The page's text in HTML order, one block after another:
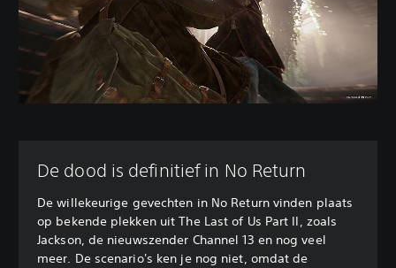
De dood is definitief in No Return
De willekeurige gevechten in No Return vinden plaats
op bekende plekken uit The Last of Us Part II, zoals
Jackson, de nieuwszender Channel 13 en nog veel
meer. De scenario's ken je nog niet, omdat de